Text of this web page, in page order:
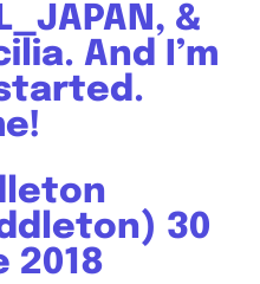
, &
. And I’m
30
2018